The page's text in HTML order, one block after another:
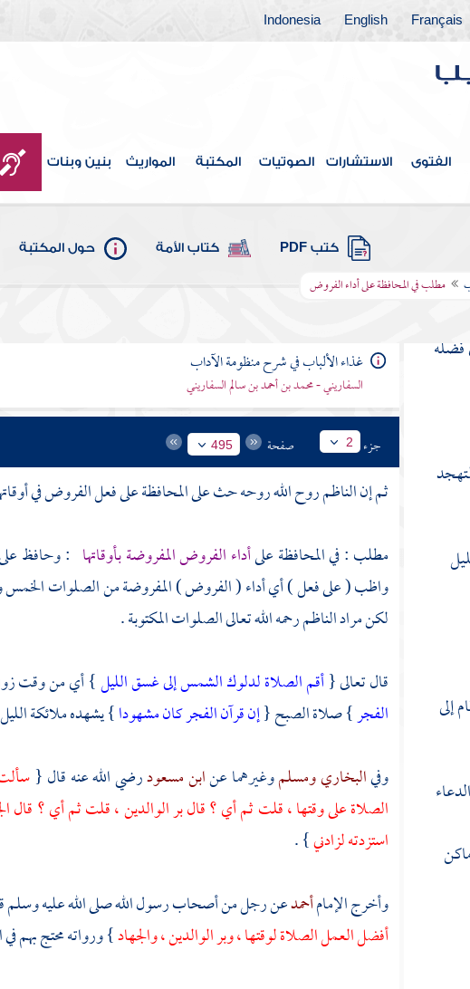
Français
English
Indonesia
الفتوى الاستشارات الصوتيات المكتبة المواريث بنين وبنات
كتب PDF كتاب الأمة حول المكتبة
مطلب في المحافظة على أداء الفروض
عن
فضله
إلى
غذاء الألباب في شرح منظومة الآداب
السفاريني - محمد بن أحمد بن سالم السفاريني
جزء 2 صفحة 495
ثم إن الناظم روح الله روحه حث على المحافظة على فعل الفروض في
مطلب : في المحافظة علىأداء الفروض المفروضة بأوقاتها : وحافظ
واظب ( على فعل ) أي أداء ( الفروض ) المفروضة من الصلوات الخمس
لكن مرادالناظمرحمه الله تعالى الصلوات المكتوبة .
قال تعالى {أقم الصلاة لدلوك الشمس إلى غسق الليل} أي من وقت
الفجر} صلاة الصبح {إن قرآن الفجر كان مشهودا} يشهده ملائكة
وفيالبخاريومسلموغيرهما عنابن مسعودرضي الله عنه قال {
الصلاة على وقتها ، قلت ثم أي ؟ قال بر الوالدين ، قلت ثم أي ؟ قال
استزدته لزادني} .
وأخرج الإمامأحمدعن رجل من أصحاب رسول الله صلى الله عليه
أفضل العمل الصلاة لوقتها ، وبر الوالدين ، والجهاد} ورواته محتج بهم